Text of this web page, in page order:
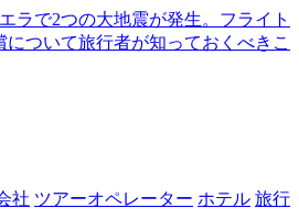
ラで2つの大地震が発生。フライト
ついて旅行者が知っておくべきこ
社 ツアーオペレーター ホテル 旅行